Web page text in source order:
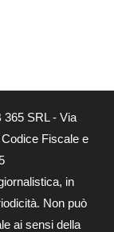
365 SRL - Via
Fiscale e
in
Non può
ai sensi della